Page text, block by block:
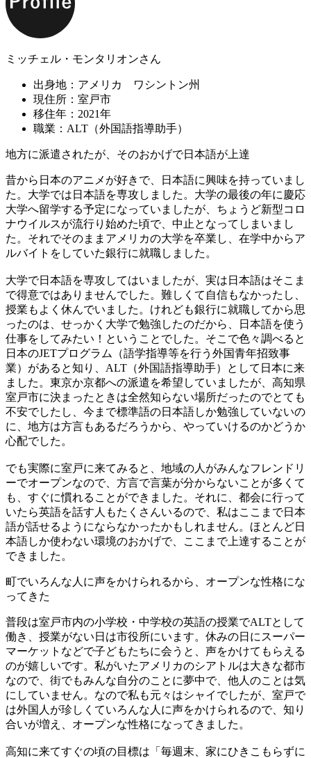
ミッチェル・モンタリオンさん
出身地：アメリカ ワシントン州
現住所：室戸市
移住年：2021年
職業：ALT（外国語指導助手）
地方に派遣されたが、そのおかげで日本語が上達
昔から日本のアニメが好きで、日本語に興味を持っていまし
た。大学では日本語を専攻しました。大学の最後の年に慶応
大学へ留学する予定になっていましたが、ちょうど新型コロ
ナウイルスが流行り始めた頃で、中止となってしまいまし
た。それでそのままアメリカの大学を卒業し、在学中からア
ルバイトをしていた銀行に就職しました。
大学で日本語を専攻してはいましたが、実は日本語はそこま
で得意ではありませんでした。難しくて自信もなかったし、
授業もよく休んでいました。けれども銀行に就職してから思
ったのは、せっかく大学で勉強したのだから、日本語を使う
仕事をしてみたい！ということでした。そこで色々調べると
日本のJETプログラム（語学指導等を行う外国青年招致事
業）があると知り、ALT（外国語指導助手）として日本に来
ました。東京か京都への派遣を希望していましたが、高知県
室戸市に決まったときは全然知らない場所だったのでとても
不安でしたし、今まで標準語の日本語しか勉強していないの
に、地方は方言もあるだろうから、やっていけるのかどうか
心配でした。
でも実際に室戸に来てみると、地域の人がみんなフレンドリ
ーでオープンなので、方言で言葉が分からないことが多くて
も、すぐに慣れることができました。それに、都会に行って
いたら英語を話す人もたくさんいるので、私はここまで日本
語が話せるようにならなかったかもしれません。ほとんど日
本語しか使わない環境のおかげで、ここまで上達することが
できました。
町でいろんな人に声をかけられるから、オープンな性格にな
ってきた
普段は室戸市内の小学校・中学校の英語の授業でALTとして
働き、授業がない日は市役所にいます。休みの日にスーパー
マーケットなどで子どもたちに会うと、声をかけてもらえる
のが嬉しいです。私がいたアメリカのシアトルは大きな都市
なので、街でもみんな自分のことに夢中で、他人のことは気
にしていません。なので私も元々はシャイでしたが、室戸で
は外国人が珍しくていろんな人に声をかけられるので、知り
合いが増え、オープンな性格になってきました。
高知に来てすぐの頃の目標は「毎週末、家にひきこもらずに